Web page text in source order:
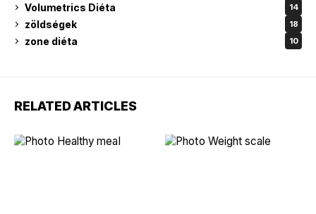
Volumetrics Diéta 14
zöldségek 18
zone diéta 10
RELATED ARTICLES